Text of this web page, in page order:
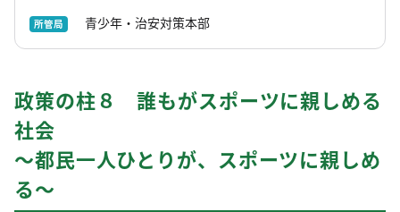
所管局 青少年・治安対策本部
政策の柱８ 誰もがスポーツに親しめる
社会
～都民一人ひとりが、スポーツに親しめ
る～